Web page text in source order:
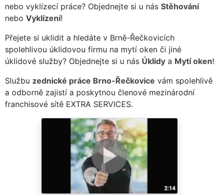
nebo vyklízecí práce? Objednejte si u nás Stěhování
nebo Vyklízení!
Přejete si uklidit a hledáte v Brně-Řečkovicích
spolehlivou úklidovou firmu na mytí oken či jiné
úklidové služby? Objednejte si u nás Úklidy a Mytí oken!
Službu zednické práce Brno-Řečkovice vám spolehlivě
a odborně zajistí a poskytnou členové mezinárodní
franchisové sítě EXTRA SERVICES.